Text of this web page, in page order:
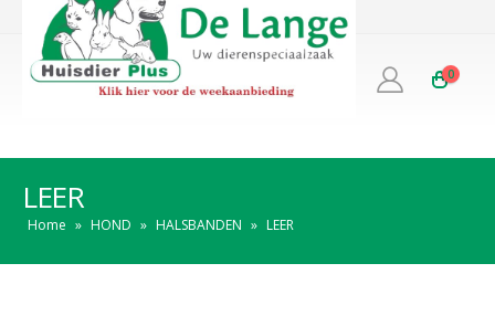
0
LEER
Home » HOND » HALSBANDEN » LEER